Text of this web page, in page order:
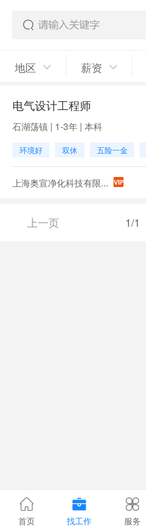
地区 薪资
电气设计工程师
石湖荡镇 | 1-3年 | 本科
环境好 双休 五险一金
上海奥宣净化科技有限...
上一页 1/1
首页 找工作 服务